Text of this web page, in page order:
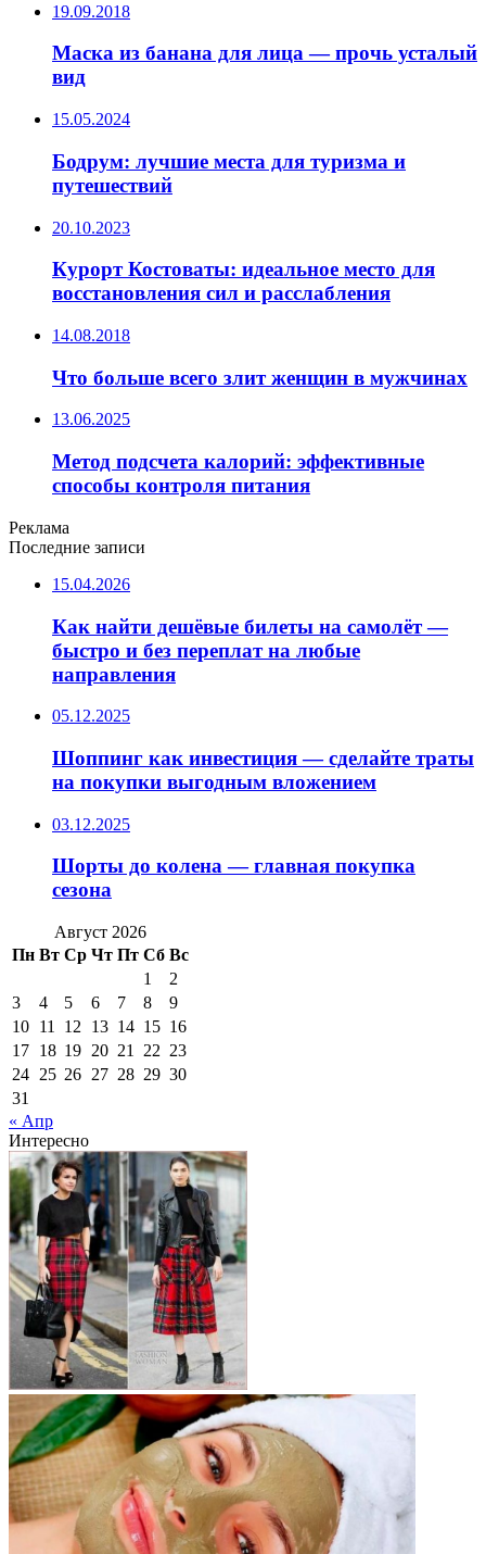
19.09.2018
Маска из банана для лица — прочь усталый
вид
15.05.2024
Бодрум: лучшие места для туризма и
путешествий
20.10.2023
Курорт Костоваты: идеальное место для
восстановления сил и расслабления
14.08.2018
Что больше всего злит женщин в мужчинах
13.06.2025
Метод подсчета калорий: эффективные
способы контроля питания
Реклама
Последние записи
15.04.2026
Как найти дешёвые билеты на самолёт —
быстро и без переплат на любые
направления
05.12.2025
Шоппинг как инвестиция — сделайте траты
на покупки выгодным вложением
03.12.2025
Шорты до колена — главная покупка
сезона
Август 2026
Пн Вт Ср Чт Пт Сб Вс
1
2
3
4 5 6 7 8
9
10 11 12 13 14 15 16
17 18 19 20 21 22 23
24 25 26 27 28 29 30
31
« Апр
Интересно